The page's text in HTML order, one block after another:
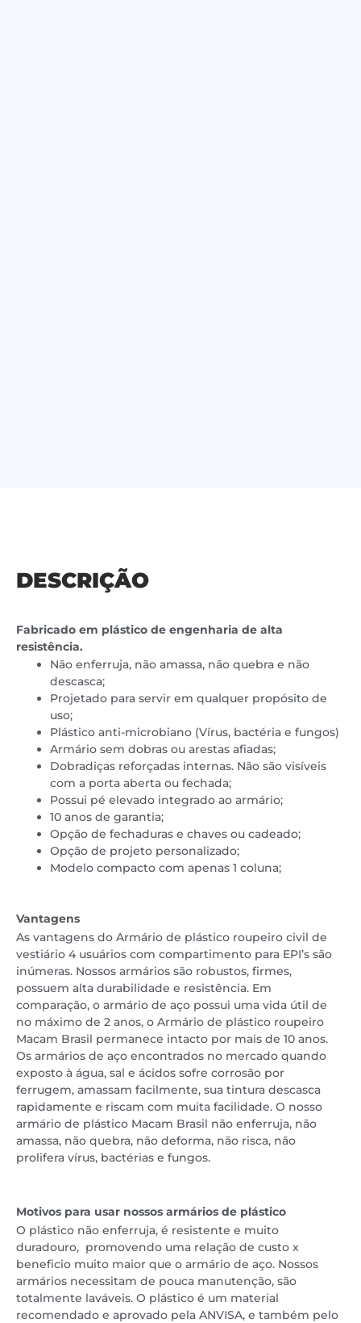
DESCRIÇÃO
Fabricado em plástico de engenharia de alta
resistência.
Não enferruja, não amassa, não quebra e não
descasca;
Projetado para servir em qualquer propósito de
uso;
Plástico anti-microbiano (Vírus, bactéria e fungos)
Armário sem dobras ou arestas afiadas;
Dobradiças reforçadas internas. Não são visíveis
com a porta aberta ou fechada;
Possui pé elevado integrado ao armário;
10 anos de garantia;
Opção de fechaduras e chaves ou cadeado;
Opção de projeto personalizado;
Modelo compacto com apenas 1 coluna;
Vantagens
As vantagens do Armário de plástico roupeiro civil de
vestiário 4 usuários com compartimento para EPI’s são
inúmeras. Nossos armários são robustos, firmes,
possuem alta durabilidade e resistência. Em
comparação, o armário de aço possui uma vida útil de
no máximo de 2 anos, o Armário de plástico roupeiro
Macam Brasil permanece intacto por mais de 10 anos.
Os armários de aço encontrados no mercado quando
exposto à água, sal e ácidos sofre corrosão por
ferrugem, amassam facilmente, sua tintura descasca
rapidamente e riscam com muita facilidade. O nosso
armário de plástico Macam Brasil não enferruja, não
amassa, não quebra, não deforma, não risca, não
prolifera vírus, bactérias e fungos.
Motivos para usar nossos armários de plástico
O plástico não enferruja, é resistente e muito
duradouro, promovendo uma relação de custo x
beneficio muito maior que o armário de aço. Nossos
armários necessitam de pouca manutenção, são
totalmente laváveis. O plástico é um material
recomendado e aprovado pela ANVISA, e também pelo